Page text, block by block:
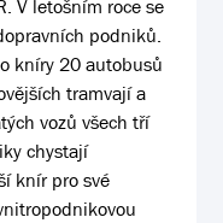
V letošním roce se
podniků.
kníry 20 autobusů
tramvají a
vozů všech tří
chystají
knír pro své